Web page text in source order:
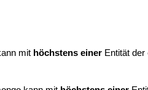
mit höchstens einerEntität der